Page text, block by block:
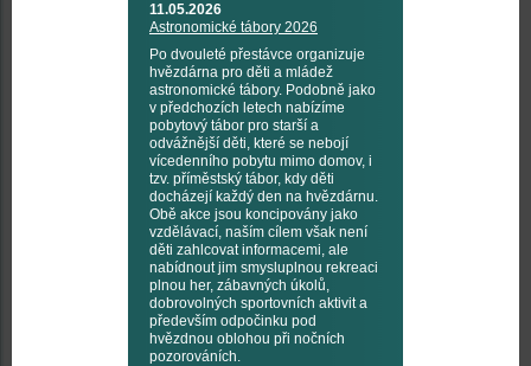
11.05.2026
Astronomické tábory 2026
Po dvouleté přestávce organizuje
hvězdárna pro děti a mládež
astronomické tábory. Podobně jako
v předchozích letech nabízíme
pobytový tábor pro starší a
odvážnější děti, které se nebojí
vícedenního pobytu mimo domov, i
tzv. příměstský tábor, kdy děti
docházejí každý den na hvězdárnu.
Obě akce jsou koncipovány jako
vzdělávací, naším cílem však není
děti zahlcovat informacemi, ale
nabídnout jim smysluplnou rekreaci
plnou her, zábavných úkolů,
dobrovolných sportovních aktivit a
především odpočinku pod
hvězdnou oblohou při nočních
pozorováních.